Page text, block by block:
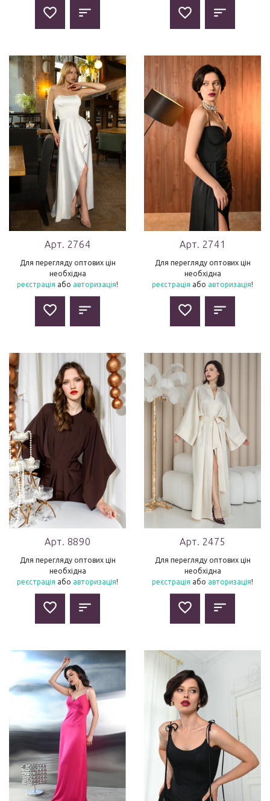
Арт. 2764
Для перегляду оптових цін
необхідна
реєстрація або авторизація!
Арт. 2741
Для перегляду оптових цін
необхідна
реєстрація або авторизація!
Арт. 8890
Для перегляду оптових цін
необхідна
реєстрація або авторизація!
Арт. 2475
Для перегляду оптових цін
необхідна
реєстрація або авторизація!